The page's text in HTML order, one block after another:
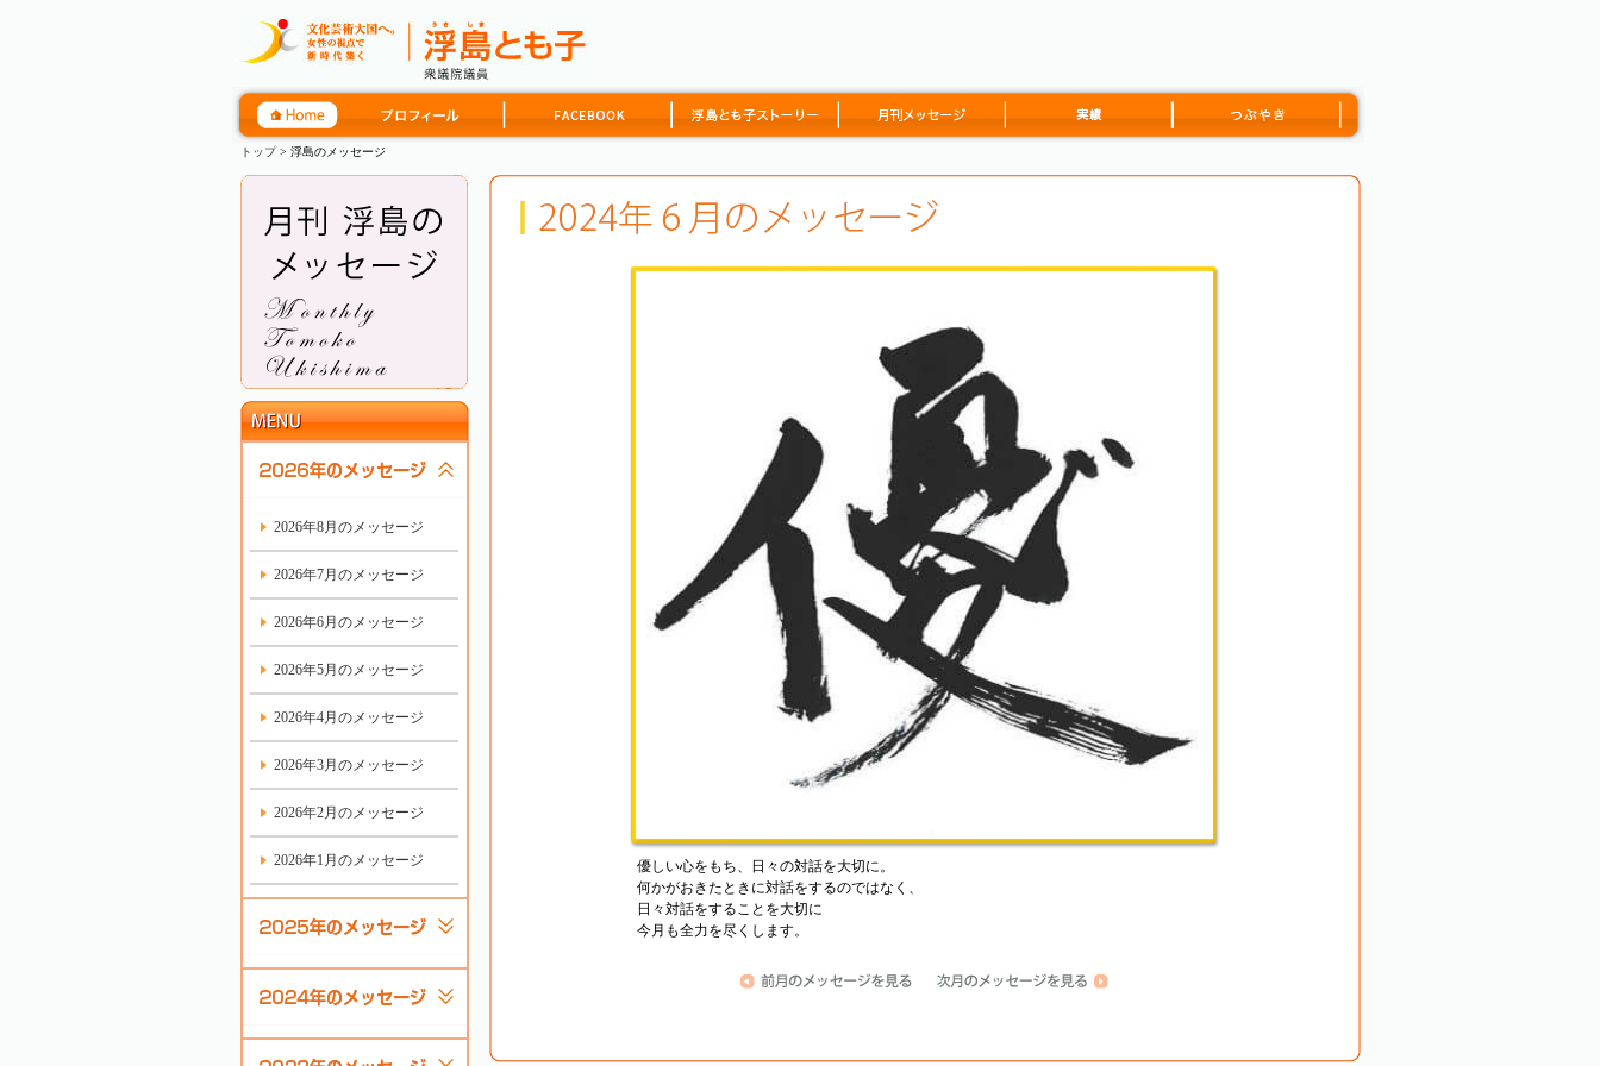
トップ> 浮島のメッセージ
2026年8月のメッセージ
2026年7月のメッセージ
2026年6月のメッセージ
2026年5月のメッセージ
2026年4月のメッセージ
2026年3月のメッセージ
2026年2月のメッセージ
2026年1月のメッセージ
優しい心をもち、日々の対話を大切に。
何かがおきたときに対話をするのではなく、
日々対話をすることを大切に
今月も全力を尽くします。